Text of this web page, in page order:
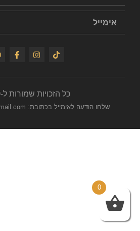
כל הזכויות שמורות ל-HTO
שלחו הודעה לאימייל בכתובת: htofashion2022@gmail.com
0